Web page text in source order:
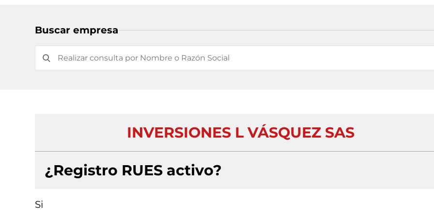
Buscar empresa
INVERSIONES L VÁSQUEZ SAS
¿Registro RUES activo?
Si